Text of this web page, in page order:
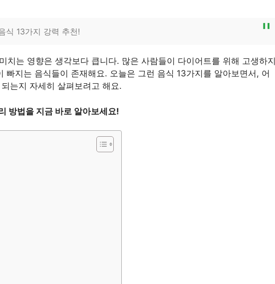
식 13가지 강력 추천!
치는 영향은 생각보다 큽니다. 많은 사람들이 다이어트를 위해 고생하지
빠지는 음식들이 존재해요. 오늘은 그런 음식 13가지를 알아보면서, 어
는지 자세히 살펴보려고 해요.
방법을 지금 바로 알아보세요!